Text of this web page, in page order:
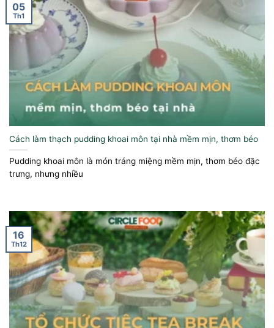
Cách làm thạch pudding khoai môn tại nhà mềm mịn, thơm béo
Pudding khoai môn là món tráng miệng mềm mịn, thơm béo đặc
trưng, nhưng nhiều
05
Th1
16
Th12